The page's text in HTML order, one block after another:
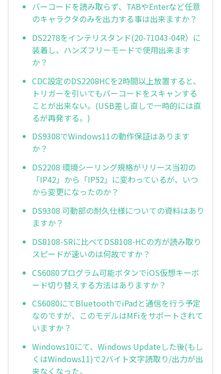
バーコードを読み取らず、TABやEnterなど任意
のキャラクタのみを出力する事は出来ますか？
DS2278をインテリスタンド(20-71043-04R）に
装着し、ハンズフリーモードで使用出来ます
か？
CDC設定のDS2208HCを2時間以上放置すると、
トリガーを引いてもバーコードをスキャンする
ことが出来ない。(USB差し直しで一時的には直
るが再発する。)
DS9308でWindows11の動作保証はあります
か？
DS2208 環境シーリング規格がリリース当初の
「IP42」から「IP52」に変わっているが、いつ
から変更になったのか？
DS9308 可動部の耐久仕様についての資料はあり
ますか？
DS8108-SRに比べてDS8108-HCの方が読み取り
スピードが速いのは何故ですか？
CS6080プログラム可能ボタンでiOS仮想キーボ
ード切り替えする方法はありますか？
CS6080にてBluetoothでiPadと通信を行う予定
なのですが、このモデルはMFiをサポートされて
いますか？
Windows10にて、Windows Updateした後(もし
くはWindows11)で2バイト文字読取り/出力が出
来なくなった。